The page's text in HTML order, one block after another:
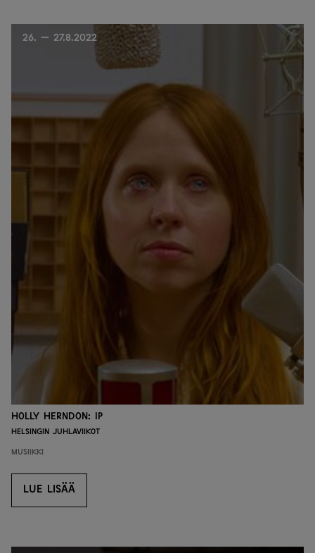
26. — 27.8.2022
Holly Herndon: IP
Helsingin juhlaviikot
Musiikki
LUE LISÄÄ
LUE LISÄÄ